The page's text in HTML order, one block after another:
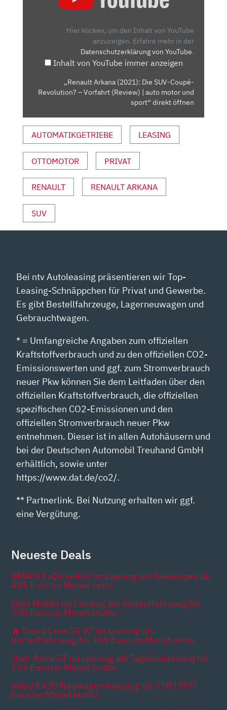
(REVIEW)
MOTOR
UND
SPORT“
VON
ANZEIGEN
Hier klicken, um den Inhalt von YouTube
anzuzeigen. Erfahre mehr in der
Datenschutzerklärung von YouTube.
Inhalt von YouTube immer anzeigen
„Renault Arkana (2021): Die SUV-Coupé-
Revolution? – Vorfahrt (Review) | auto motor und
sport“ direkt öffnen
AUTOMATIKGETRIEBE LEASING
OTTOMOTOR PRIVAT
RENAULT RENAULT ARKANA
SUV
Bei ntv Autoleasing präsentieren wir Top-
Leasing-Schnäppchen für Privat und Gewerbe.
Es gibt Bestellfahrzeuge, Lagerneuwagen und
Gebrauchtwagen.
* = Umfangreiche Angaben zum offiziellen
Kraftstoffverbrauch und zu den offiziellen CO2-
Emissionswerten und ggf. zum Stromverbrauch
neuer Pkw können Sie dem Leitfaden über den
offiziellen Kraftstoffverbrauch, die offiziellen
spezifischen CO2-Emissionen und den
offiziellen Stromverbrauch neuer Pkw
entnehmen. Dieser ist in allen Autohäusern und
bei der Deutschen Automobil Treuhand GmbH
erhältlich, sowie unter
https://www.dat.de/co2/.
** Partnerlink. Bei Nutzung erhalten wir ggf.
eine Vergütung.
Neueste Deals
BMW X3 xDrive40d im Leasing als Neuwagen ab
485 Euro im Monat netto
Opel Mokka im Leasing als Vorlauffahrzeug für
200 Euro im Monat brutto
🔥 Cupra Leon ST VZ im Leasing als
Vorlauffahrzeug für 199 Euro im Monat netto
Opel Astra ST im Leasing als Tageszulassung für
135 Euro im Monat brutto
Volvo EX30 Neuwagen-Leasing für 258 [397]
Euro im Monat brutto